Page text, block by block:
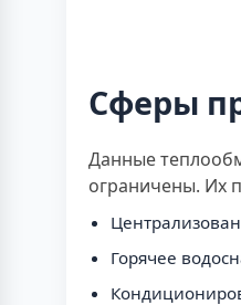
Сферы
Данные
ограничены. Их
Горячее